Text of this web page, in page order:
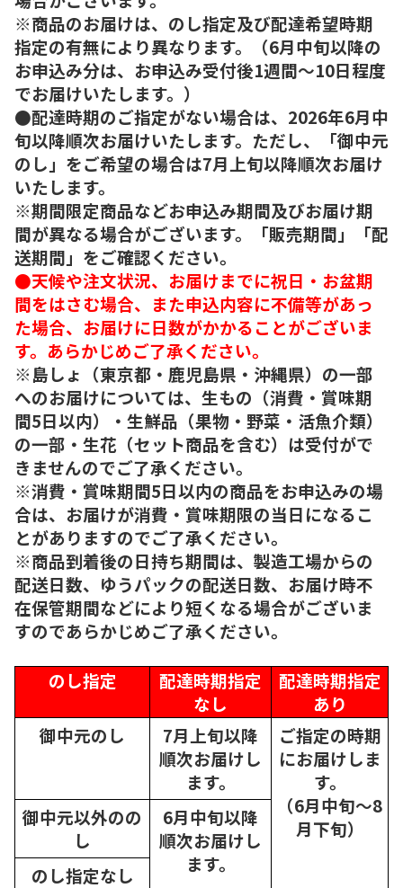
※商品のお届けは、のし指定及び配達希望時期
指定の有無により異なります。（6月中旬以降の
お申込み分は、お申込み受付後1週間～10日程度
でお届けいたします。）
●配達時期のご指定がない場合は、2026年6月中
旬以降順次お届けいたします。ただし、「御中元
のし」をご希望の場合は7月上旬以降順次お届け
いたします。
※期間限定商品などお申込み期間及びお届け期
間が異なる場合がございます。「販売期間」「配
送期間」をご確認ください。
●天候や注文状況、お届けまでに祝日・お盆期
間をはさむ場合、また申込内容に不備等があっ
た場合、お届けに日数がかかることがございま
す。あらかじめご了承ください。
※島しょ（東京都・鹿児島県・沖縄県）の一部
へのお届けについては、生もの（消費・賞味期
間5日以内）・生鮮品（果物・野菜・活魚介類）
の一部・生花（セット商品を含む）は受付がで
きませんのでご了承ください。
※消費・賞味期間5日以内の商品をお申込みの場
合は、お届けが消費・賞味期限の当日になるこ
とがありますのでご了承ください。
※商品到着後の日持ち期間は、製造工場からの
配送日数、ゆうパックの配送日数、お届け時不
在保管期間などにより短くなる場合がございま
すのであらかじめご了承ください。
のし指定
配達時期指定
なし
配達時期指定
あり
御中元のし
7月上旬以降
順次お届けし
ます。
ご指定の時期
にお届けしま
す。
（6月中旬～8
月下旬）
御中元以外のの
し
6月中旬以降
順次お届けし
ます。
のし指定なし